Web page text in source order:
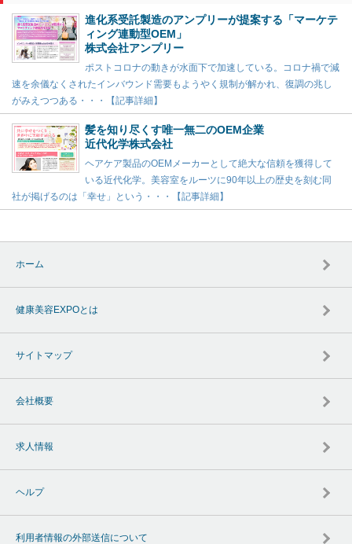
進化系受託製造のアンプリーが提案する「マーケテ
ィング連動型OEM」
株式会社アンプリー
ポストコロナの動きが水面下で加速している。コロナ禍で減
速を余儀なくされたインバウンド需要もようやく規制が解かれ、復調の兆し
がみえつつある・・・【記事詳細】
髪を知り尽くす唯一無二のOEM企業
近代化学株式会社
ヘアケア製品のOEMメーカーとして絶大な信頼を獲得して
いる近代化学。美容室をルーツに90年以上の歴史を刻む同
社が掲げるのは「幸せ」という・・・【記事詳細】
ホーム
健康美容EXPOとは
サイトマップ
会社概要
求人情報
ヘルプ
利用者情報の外部送信について